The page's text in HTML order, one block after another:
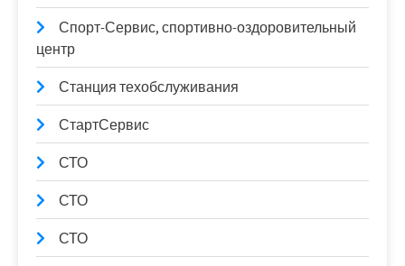
Спорт-Сервис, спортивно-оздоровительный
центр
Станция техобслуживания
СтартСервис
СТО
СТО
СТО